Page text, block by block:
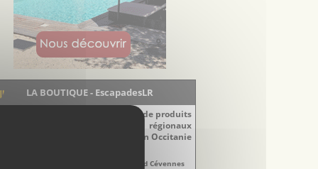
LA BOUTIQUE - EscapadesLR
Découvrez notre sélection de produits
régionaux
du Languedoc-Roussillon en Occitanie
Aigre-Doux Sud Cévennes